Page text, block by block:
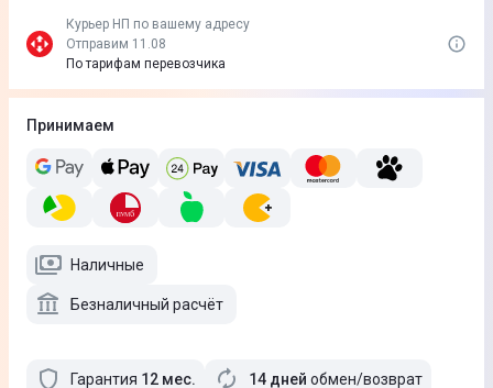
Курьер НП по вашему адресу
Отправим 11.08
По тарифам перевозчика
Принимаем
Наличные
Безналичный расчёт
Гарантия 12 мес. 14 дней обмен/возврат